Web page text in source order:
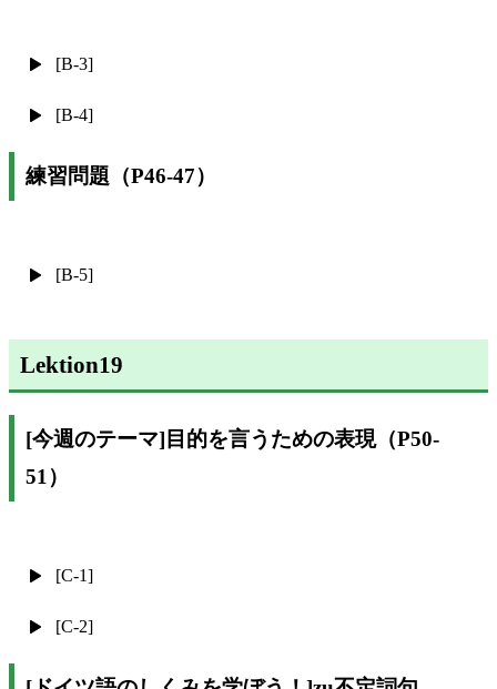
[B-3]
[B-4]
練習問題（P46-47）
[B-5]
Lektion19
[今週のテーマ]目的を言うための表現（P50-
51）
[C-1]
[C-2]